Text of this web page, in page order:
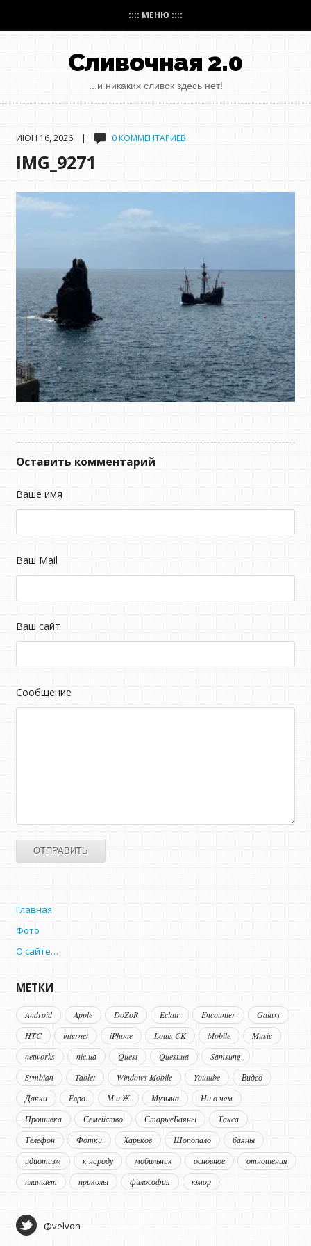
:::: МЕНЮ ::::
Сливочная 2.0
...и никаких сливок здесь нет!
ИЮН 16, 2026 | 0 КОММЕНТАРИЕВ
IMG_9271
Оставить комментарий
Ваше имя
Ваш Mail
Ваш сайт
Сообщение
Главная
Фото
О сайте…
МЕТКИ
Android Apple DoZoR Eclair Encounter
Galaxy
HTC
internet iPhone Louis CK Mobile
Music
networks
nic.ua Quest Quest.ua
Samsung
Symbian
Tablet Windows Mobile Youtube
Видео
Дакки
Евро М и Ж Музыка
Ни о чем
Прошивка
Семейство СтарыеБаяны
Такса
Телефон
Фотки Харьков Шопопало
баяны
идиотизм
к народу мобильник основное
отношения
планшет
приколы философия юмор
@velvon